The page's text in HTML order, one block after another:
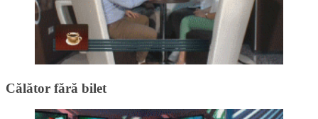
Călător fără bilet